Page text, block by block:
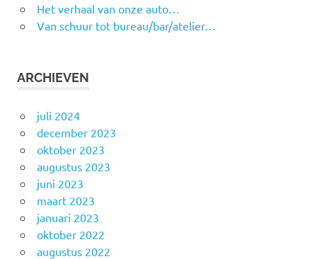
Het verhaal van onze auto…
Van schuur tot bureau/bar/atelier…
ARCHIEVEN
juli 2024
december 2023
oktober 2023
augustus 2023
juni 2023
maart 2023
januari 2023
oktober 2022
augustus 2022